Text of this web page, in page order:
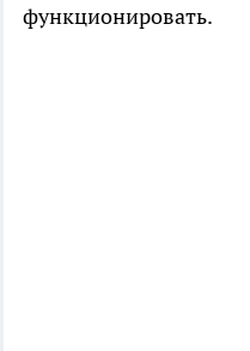
функционировать.